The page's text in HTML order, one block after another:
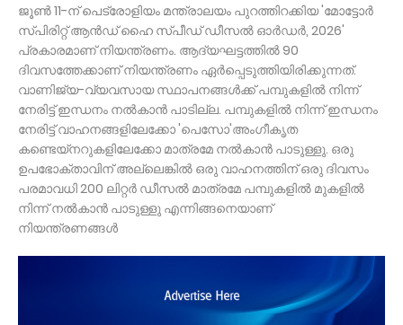
ജൂൺ 11-ന് പെട്രോളിയം മന്ത്രാലയം പുറത്തിറക്കിയ 'മോട്ടോർ
സ്‌പിരിറ്റ് ആൻഡ് ഹൈ സ്പ‌ീഡ് ഡീസൽ ഓർഡർ, 2026'
പ്രകാരമാണ് നിയന്ത്രണം. ആദ്യഘട്ടത്തിൽ 90
ദിവസത്തേക്കാണ് നിയന്ത്രണം ഏർപ്പെടുത്തിയിരിക്കുന്നത്.
വാണിജ്യ-വ്യവസായ സ്ഥാപനങ്ങൾക്ക് പമ്പുകളിൽ നിന്ന്
നേരിട്ട് ഇന്ധനം നൽകാൻ പാടില്ല. പമ്പുകളിൽ നിന്ന് ഇന്ധനം
നേരിട്ട് വാഹനങ്ങളിലേക്കോ 'പെസോ'അംഗീകൃത
കണ്ടെയ്‌നറുകളിലേക്കോ മാത്രമേ നൽകാൻ പാടുള്ളു. ഒരു
ഉപഭോക്താവിന് അല്ലെങ്കിൽ ഒരു വാഹനത്തിന് ഒരു ദിവസം
പരമാവധി 200 ലിറ്റർ ഡീസൽ മാത്രമേ പമ്പുകളിൽ മുകളിൽ
നിന്ന് നൽകാൻ പാടുള്ളു എന്നിങ്ങനെയാണ്
നിയന്ത്രണങ്ങൾ